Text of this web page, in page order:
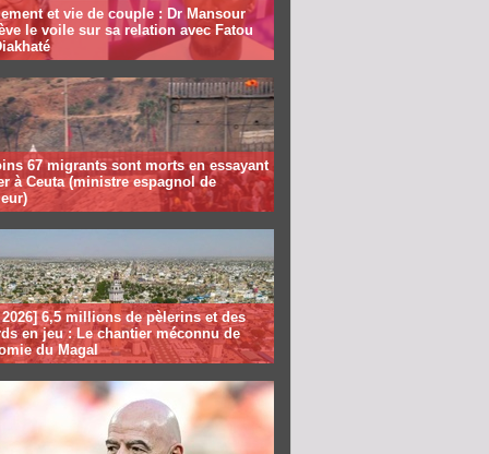
et vie de couple : Dr Mansour
le voile sur sa relation avec Fatou
67 migrants sont morts en essayant
à Ceuta (ministre espagnol de
6,5 millions de pèlerins et des
en jeu : Le chantier méconnu de
du Magal